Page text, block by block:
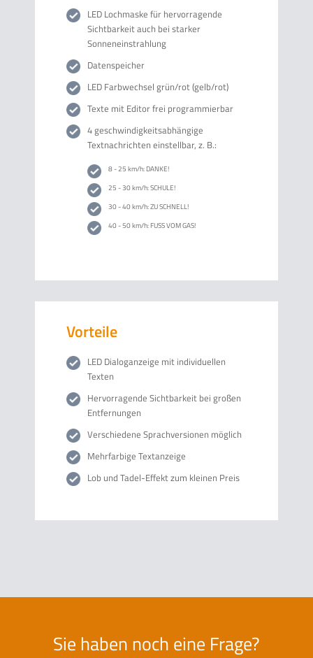
LED Lochmaske für hervorragende
Sichtbarkeit auch bei starker
Sonneneinstrahlung
Datenspeicher
LED Farbwechsel grün/rot (gelb/rot)
Texte mit Editor frei programmierbar
4 geschwindigkeitsabhängige
Textnachrichten einstellbar, z. B.:
8 - 25 km/h: DANKE!
25 - 30 km/h: SCHULE!
30 - 40 km/h: ZU SCHNELL!
40 - 50 km/h: FUSS VOM GAS!
Vorteile
LED Dialoganzeige mit individuellen
Texten
Hervorragende Sichtbarkeit bei großen
Entfernungen
Verschiedene Sprachversionen möglich
Mehrfarbige Textanzeige
Lob und Tadel-Effekt zum kleinen Preis
Sie haben noch eine Frage?